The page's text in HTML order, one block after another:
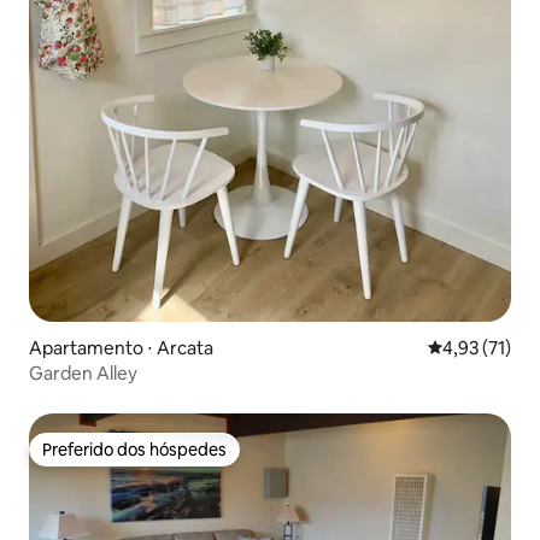
Apartamento ⋅ Arcata 4,93 de uma
4,93 (71)
Garden Alley
Preferido dos hóspedes
Preferido dos hóspedes